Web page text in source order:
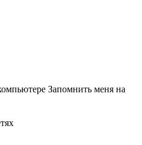
Запомнить меня на